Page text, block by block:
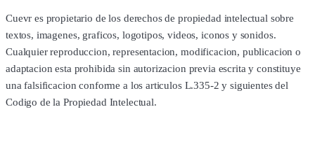
Cuevr es propietario de los derechos de propiedad intelectual sobre
textos, imagenes, graficos, logotipos, videos, iconos y sonidos.
Cualquier reproduccion, representacion, modificacion, publicacion o
adaptacion esta prohibida sin autorizacion previa escrita y constituye
una falsificacion conforme a los articulos L.335-2 y siguientes del
Codigo de la Propiedad Intelectual.